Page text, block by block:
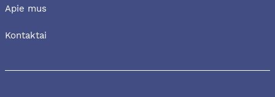
Apie mus
Kontaktai